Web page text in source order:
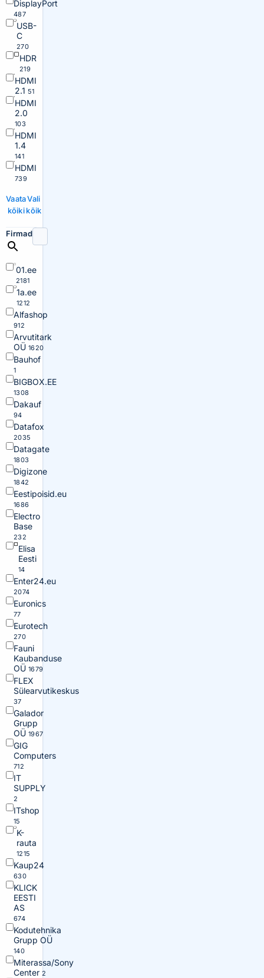
DisplayPort
487
USB-
C
270
HDR
219
HDMI
2.1 51
HDMI
2.0
103
HDMI
1.4
141
HDMI
739
Vaata
kõiki
Vali
kõik
Firmad
01.ee
2181
1a.ee
1212
Alfashop
912
Arvutitark
OÜ 1620
Bauhof
1
BIGBOX.EE
1308
Dakauf
94
Datafox
2035
Datagate
1803
Digizone
1842
Eestipoisid.eu
1686
Electro
Base
232
Elisa
Eesti
14
Enter24.eu
2074
Euronics
77
Eurotech
270
Fauni
Kaubanduse
OÜ 1679
FLEX
Sülearvutikeskus
37
Galador
Grupp
OÜ 1967
GIG
Computers
712
IT
SUPPLY
2
ITshop
15
K-
rauta
1215
Kaup24
630
KLICK
EESTI
AS
674
Kodutehnika
Grupp OÜ
140
Miterassa/Sony
Center 2